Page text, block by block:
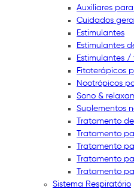
Auxiliares
Cuidados
Estimulantes
Estimulantes
Estimulantes /
Fitoterápicos
Nootrópicos
Sono &
Suplementos
Tratamento
Tratamento
Tratamento
Tratamento
Tratamento
Sistema Respiratório